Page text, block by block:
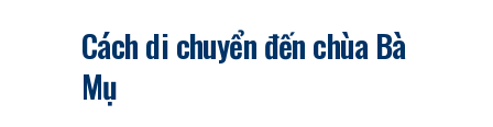
Cách di chuyển đến chùa Bà
Mụ